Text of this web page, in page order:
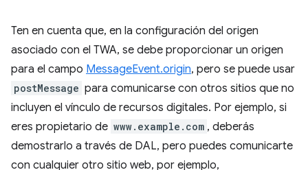
Ten en cuenta que, en la configuración del origen
asociado con el TWA, se debe proporcionar un origen
para el campo MessageEvent.origin, pero se puede usar
postMessage para comunicarse con otros sitios que no
incluyen el vínculo de recursos digitales. Por ejemplo, si
eres propietario de www.example.com , deberás
demostrarlo a través de DAL, pero puedes comunicarte
con cualquier otro sitio web, por ejemplo,